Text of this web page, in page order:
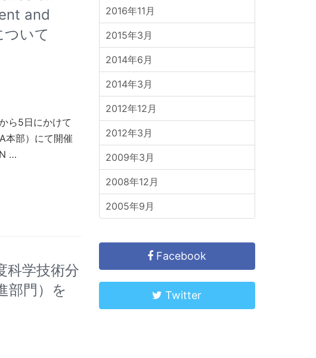
and
いて
ら5日にかけて
本部）にて開催
…
科学技術分
部門）を
2016年11月
2015年3月
2014年6月
2014年3月
2012年12月
2012年3月
2009年3月
2008年12月
2005年9月
Facebook
Twitter